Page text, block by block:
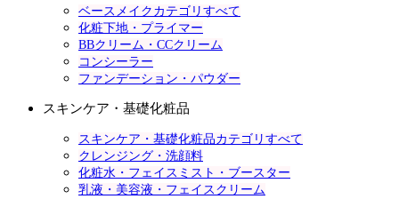
ベースメイクカテゴリすべて
化粧下地・プライマー
BBクリーム・CCクリーム
コンシーラー
ファンデーション・パウダー
スキンケア・基礎化粧品
スキンケア・基礎化粧品カテゴリすべて
クレンジング・洗顔料
化粧水・フェイスミスト・ブースター
乳液・美容液・フェイスクリーム